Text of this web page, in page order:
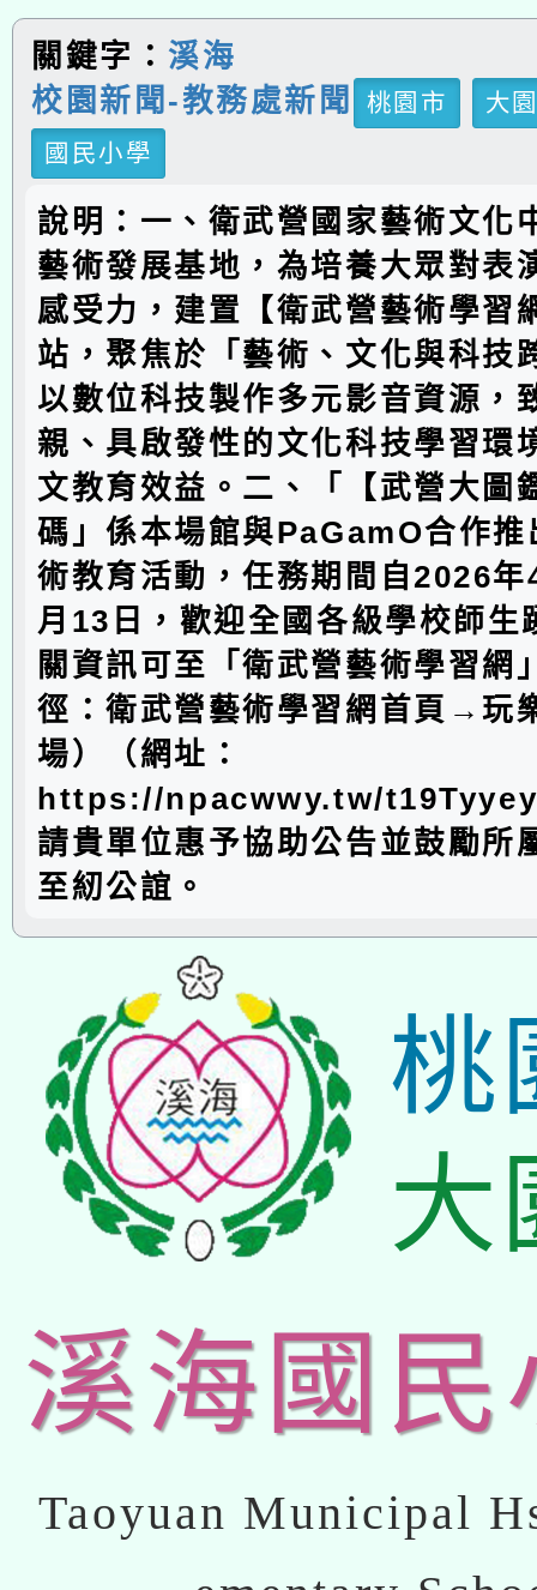
關鍵字： 溪海
校園新聞-教務處新聞
桃園市
大
國民小學
說明：一、衛武營國家藝術文化
藝術發展基地，為培養大眾對表
感受力，建置【衛武營藝術學習
站，聚焦於「藝術、文化與科技
以數位科技製作多元影音資源，
親、具啟發性的文化科技學習環
文教育效益。二、「【武營大圖
碼」係本場館與PaGamO合作推
術教育活動，任務期間自2026
月13日，歡迎全國各級學校師生
關資訊可至「衛武營藝術學習網
徑：衛武營藝術學習網首頁→玩
場）（網址：
https://npacwwy.tw/t19Tyyey
請貴單位惠予協助公告並鼓勵所
至紉公誼。
桃
大
溪海國民
Taoyuan Municipal